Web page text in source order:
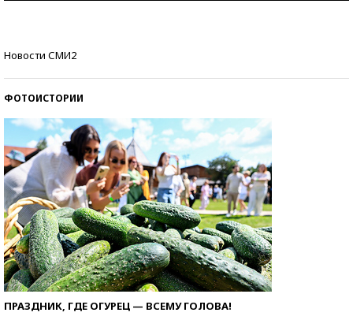
Новости СМИ2
ФОТОИСТОРИИ
ПРАЗДНИК, ГДЕ ОГУРЕЦ — ВСЕМУ ГОЛОВА!